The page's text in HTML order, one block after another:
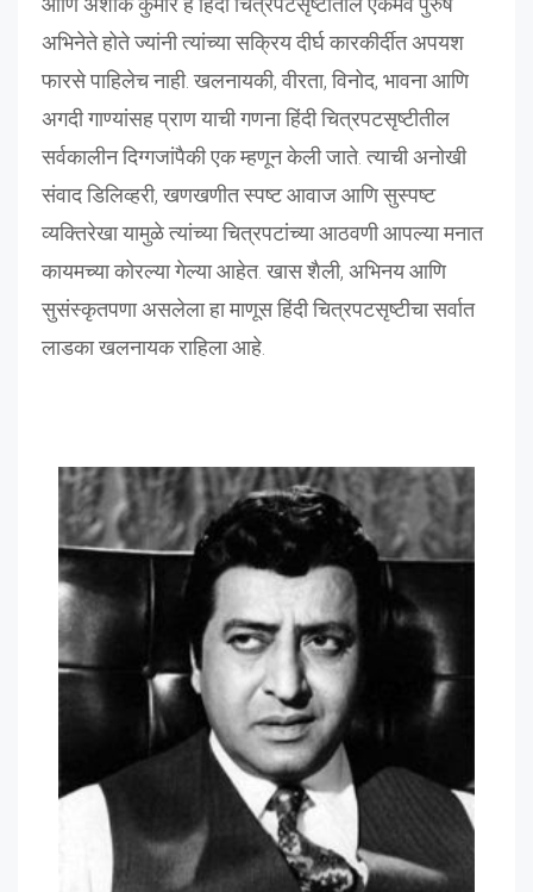
अभिनेते होते ज्यांनी त्यांच्या सक्रिय दीर्घ कारकीर्दीत अपयश
फारसे पाहिलेच नाही. खलनायकी, वीरता, विनोद, भावना आणि
अगदी गाण्यांसह प्राण याची गणना हिंदी चित्रपटसृष्टीतील
सर्वकालीन दिग्गजांपैकी एक म्हणून केली जाते. त्याची अनोखी
संवाद डिलिव्हरी, खणखणीत स्पष्ट आवाज आणि सुस्पष्ट
व्यक्तिरेखा यामुळे त्यांच्या चित्रपटांच्या आठवणी आपल्या मनात
कायमच्या कोरल्या गेल्या आहेत. खास शैली, अभिनय आणि
सुसंस्कृतपणा असलेला हा माणूस हिंदी चित्रपटसृष्टीचा सर्वात
लाडका खलनायक राहिला आहे.